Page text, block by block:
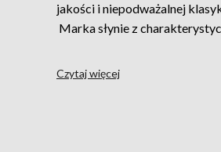
jakości i niepodważalnej
Marka słynie z
nowoczesne oprawki
inspirowane ikonami
Czytaj więcej